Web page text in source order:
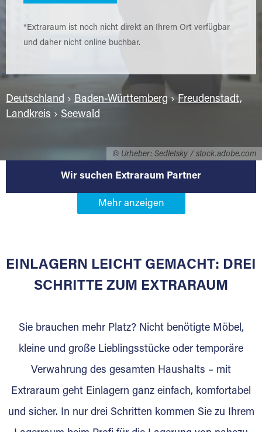
© Urheber: Sedletsky / stock.adobe.com
*Extraraum ist noch nicht direkt an Ihrem Ort verfügbar
und daher nicht online buchbar.
Deutschland › Baden-Württemberg› Freudenstadt,
Landkreis › Seewald
Wir suchen Extraraum Partner
Werden Sie Extraraum Partner in
Sie bieten Kunden Lagerraum zur Miete, der
für die Einlagerung von Umzugsgut gebaut
Lagerkunden und Vermietungen.
Ihre Vorteile als Extraraum Partner:
Marktgerechte Preise
Digitale Buchungsplattform
Gewinnung von Neukunden
EINLAGERN LEICHT GEMACHT: DREI
SCHRITTE ZUM EXTRARAUM
Sie brauchen mehr Platz? Nicht benötigte Möbel,
kleine und große Lieblingsstücke oder temporäre
Verwahrung des gesamten Haushalts – mit
Extraraum geht Einlagern ganz einfach, komfortabel
und sicher. In nur drei Schritten kommen Sie zu Ihrem